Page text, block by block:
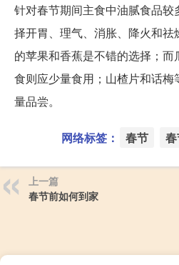
针对春节期间主食中油腻食品
择开胃、理气、消胀、降火和祛
的苹果和香蕉是不错的选择；
食则应少量食用；山楂片和话
量品尝。
网络标签： 春节
上一篇
春节前如何到家